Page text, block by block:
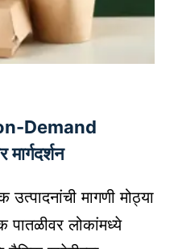
Demand
मार्गदर्शन
उत्पादनांची मागणी मोठ्या
पातळीवर लोकांमध्ये